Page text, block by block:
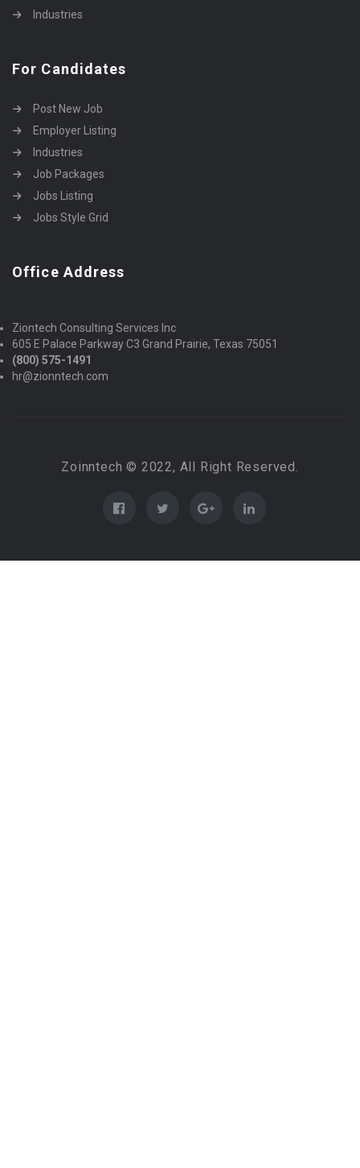
Industries
For Candidates
Post New Job
Employer Listing
Industries
Job Packages
Jobs Listing
Jobs Style Grid
Office Address
Ziontech Consulting Services Inc
605 E Palace Parkway C3 Grand Prairie, Texas 75051
(800) 575-1491
hr@zionntech.com
Zoinntech © 2022, All Right Reserved.